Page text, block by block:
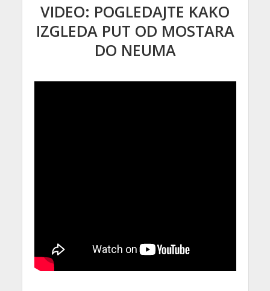
VIDEO: POGLEDAJTE KAKO
IZGLEDA PUT OD MOSTARA
DO NEUMA